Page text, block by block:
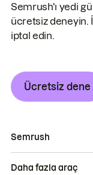
Semrush'ı yedi
ücretsiz deneyin.
iptal edin.
Ücretsiz dene
Semrush
Daha fazla araç